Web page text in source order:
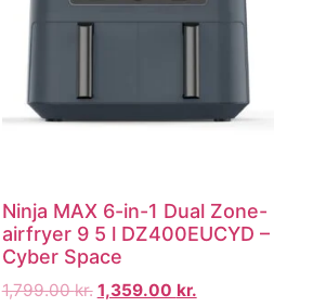
Ninja MAX 6-in-1 Dual Zone-
airfryer 9 5 l DZ400EUCYD –
Cyber Space
1,799.00kr. 1,359.00 kr.